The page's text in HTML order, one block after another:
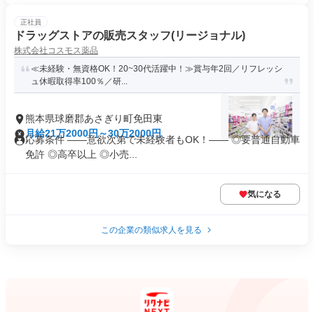
正社員
ドラッグストアの販売スタッフ(リージョナル)
株式会社コスモス薬品
≪未経験・無資格OK！20~30代活躍中！≫賞与年2回／リフレッシ
ュ休暇取得率100％／研...
熊本県球磨郡あさぎり町免田東
月給21万2000円～30万2000円
応募条件 ――意欲次第で未経験者もOK！―― ◎要普通自動車
免許 ◎高卒以上 ◎小売...
気になる
この企業の類似求人を見る